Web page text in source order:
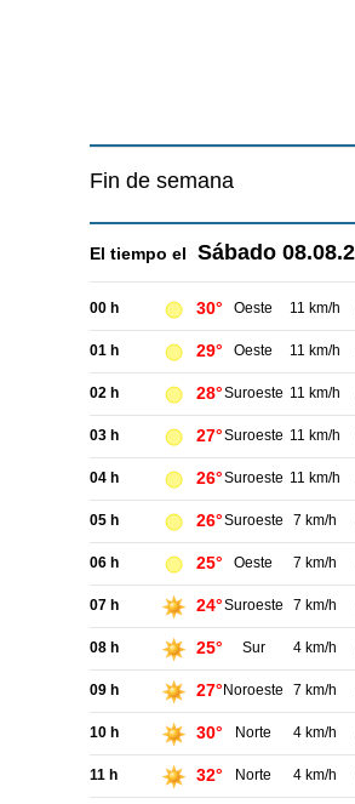
Fin de semana
El tiempo el Sábado
00 h 30° Oeste 11 km/h
01 h 29° Oeste 11 km/h
02 h 28°Suroeste 11 km/h
03 h 27°Suroeste 11 km/h
04 h 26°Suroeste 11 km/h
05 h 26°Suroeste 7 km/h
06 h 25° Oeste 7 km/h
07 h 24°Suroeste 7 km/h
08 h 25° Sur 4 km/h
09 h 27° Noroeste 7 km/h
10 h 30° Norte 4 km/h
11 h 32° Norte 4 km/h